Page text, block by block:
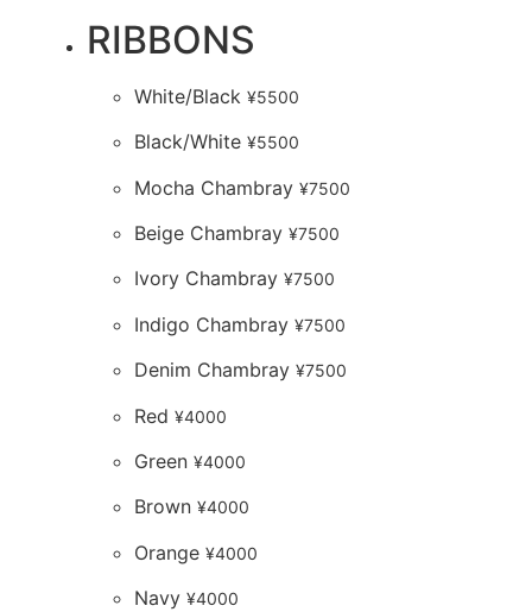
RIBBONS
White/Black¥5500
Black/White¥5500
Mocha Chambray¥7500
Beige Chambray¥7500
Ivory Chambray¥7500
Indigo Chambray¥7500
Denim Chambray¥7500
Red¥4000
Green¥4000
Brown¥4000
Orange¥4000
Navy¥4000